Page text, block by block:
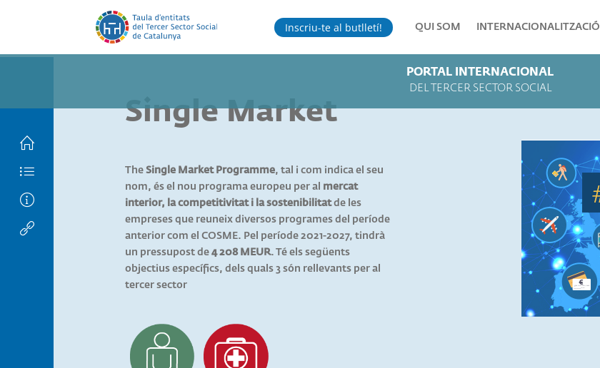
Inscriu-te al butlletí! QUI SOM INTERNACIONALITZACIÓ
PORTAL INTERNACIONAL
DEL TERCER SECTOR SOCIAL
Single Market
The Single Market Programme, tal i com indica el seu
nom, és el nou programa europeu per al mercat
interior, la competitivitat i la sostenibilitatde les
empreses que reuneix diversos programes del període
anterior com el COSME. Pel període 2021-2027, tindrà
un pressupost de 4 208 MEUR. Té els següents
objectius específics, dels quals 3 són rellevants per al
tercer sector
HOME
Índex
Com